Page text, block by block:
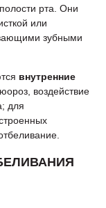
рта. Они
или
зубными
внутренние
воздействие
для